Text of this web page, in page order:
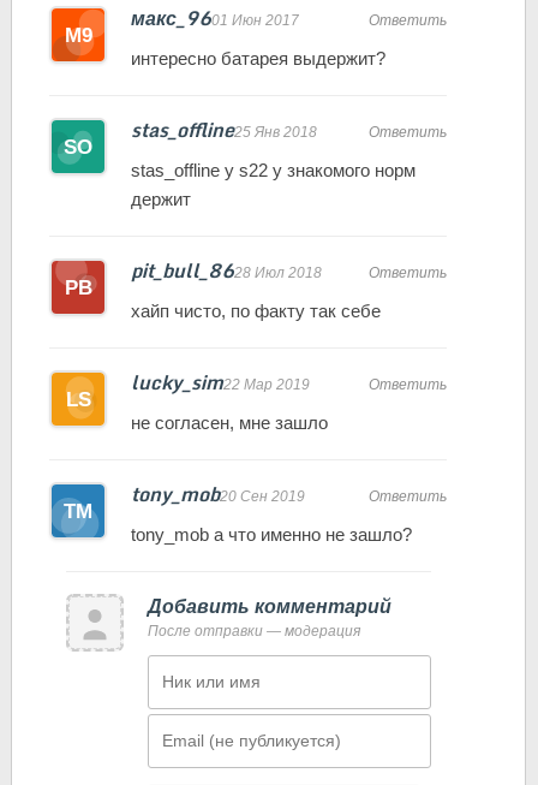
макс_9601 Июн 2017 Ответить
интересно батарея выдержит?
stas_offline25 Янв 2018 Ответить
stas_offline у s22 у знакомого норм
держит
pit_bull_8628 Июл 2018 Ответить
хайп чисто, по факту так себе
lucky_sim22 Мар 2019 Ответить
не согласен, мне зашло
tony_mob20 Сен 2019 Ответить
tony_mob а что именно не зашло?
Добавить комментарий
После отправки — модерация